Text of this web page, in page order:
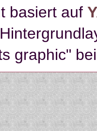
basiert auf
graphic"